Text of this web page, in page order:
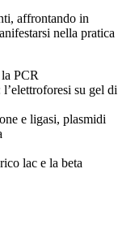
affrontando in
nella pratica
PCR
su gel di
e ligasi, plasmidi
lac e la beta